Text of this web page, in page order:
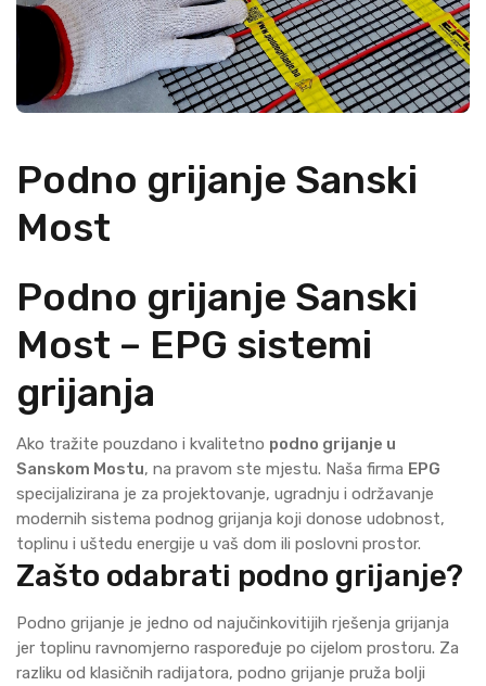
Podno grijanje Sanski
Most
Podno grijanje Sanski
Most – EPG sistemi
grijanja
Ako tražite pouzdano i kvalitetno podno grijanje u
Sanskom Mostu, na pravom ste mjestu. Naša firma EPG
specijalizirana je za projektovanje, ugradnju i održavanje
modernih sistema podnog grijanja koji donose udobnost,
toplinu i uštedu energije u vaš dom ili poslovni prostor.
Zašto odabrati podno grijanje?
Podno grijanje je jedno od najučinkovitijih rješenja grijanja
jer toplinu ravnomjerno raspoređuje po cijelom prostoru. Za
razliku od klasičnih radijatora, podno grijanje pruža bolji